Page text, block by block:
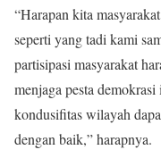
“Harapan kita
seperti yang tadi kami
partisipasi masyarakat
menjaga pesta
kondusifitas wilayah
dengan baik,” harapnya.